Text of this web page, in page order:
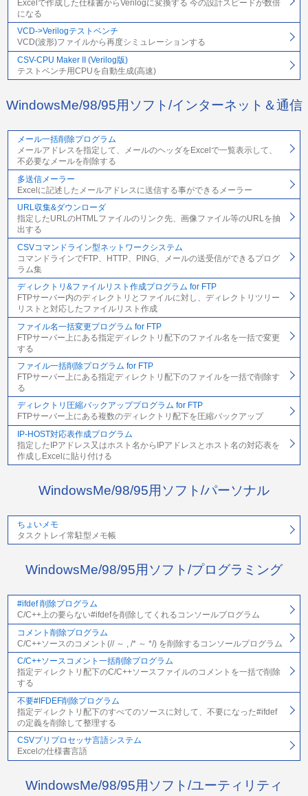
Excelで作成した仕様書からVerilogに変換する 今の設計スピードが数倍
になる
VCD->Verilogテストベンチ
VCD(波形)ファイルから再度シミュレーションする
CSV-CPU Maker II (Verilog版)
テストベンチ用CPUを自動生成(高速)
WindowsMe/98/95用ソフト/インターネット＆通信
メール一括削除プログラム
メールアドレスを指定して、メールのヘッダをExcelで一覧表示して、
不必要なメールを削除する
多送信メーラー
Excelに記述したメールアドレスに送信する事ができるメーラー
URL収集&ダウンローダ
指定したURLのHTMLファイルのリンク先、画像ファイル等のURLを抽
出する
CSVコマンドライン型ネットワークシステム
コマンドラインでFTP、HTTP、PING、メールの送受信ができるプログ
ラム集
ディレクトリ&ファイルリスト作成プログラム for FTP
FTPサーバー内のディレクトリとファイルに対し、ディレクトリツリー
リストと対応したファイルリスト作成
ファイル名一括変更プログラム for FTP
FTPサーバー上にある指定ディレクトリ配下のファイル名を一括で変更
する
ファイル一括削除プログラム for FTP
FTPサーバー上にある指定ディレクトリ配下のファイルを一括で削除す
る
ディレクトリ圧縮バックアッププログラム for FTP
FTPサーバー上にある複数のディレクトリ配下を圧縮バックアップ
IP-HOST対応表作成プログラム
指定したIPアドレス又はホスト名からIPアドレスとホスト名の対応表を
作成しExcelに貼り付ける
WindowsMe/98/95用ソフト/パーソナル
ちょいメモ
タスクトレイ常駐型メモ帳
WindowsMe/98/95用ソフト/プログラミング
#ifdef 削除プログラム
C/C++上の要らない#ifdefを削除してくれるコンソールプログラム
コメント削除プログラム
C/C++ソースのコメント(// ～ , /* ～ */) を削除するコンソールプログラム
C/C++ソースコメント一括削除プログラム
指定ディレクトリ配下のC/C++ソースファイルのコメントを一括で削除
する
不要#IFDEF削除プログラム
指定ディレクトリ配下のすべてのソースに対して、不要になった#ifdef
の定義を削除して整理する
CSVプリプロセッサ言語システム
Excelの仕様書言語
WindowsMe/98/95用ソフト/ユーティリティ